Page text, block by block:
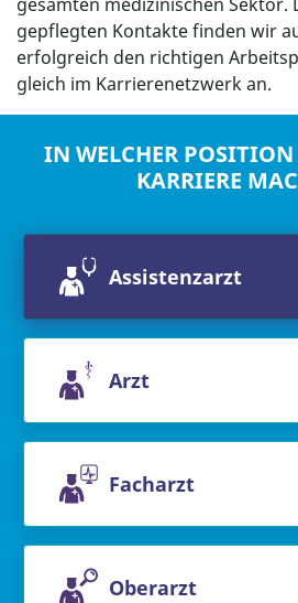
gepflegten Kontakte finden wir
erfolgreich den richtigen
gleich im Karrierenetzwerk an.
IN WELCHER
KARRIERE
Assistenzarzt
Arzt
Facharzt
Oberarzt